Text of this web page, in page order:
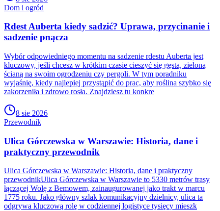
Dom i ogród
Rdest Auberta kiedy sadzić? Uprawa, przycinanie i
sadzenie pnącza
Wybór odpowiedniego momentu na sadzenie rdestu Auberta jest
kluczowy, jeśli chcesz w krótkim czasie cieszyć się gęstą, zieloną
ścianą na swoim ogrodzeniu czy pergoli. W tym poradniku
wyjaśnię, kiedy najlepiej przystąpić do prac, aby roślina szybko się
zakorzeniła i zdrowo rosła. Znajdziesz tu konkre
8 sie 2026
Przewodnik
Ulica Górczewska w Warszawie: Historia, dane i
praktyczny przewodnik
Ulica Górczewska w Warszawie: Historia, dane i praktyczny
przewodnikUlica Górczewska w Warszawie to 5330 metrów trasy
łączącej Wolę z Bemowem, zainaugurowanej jako trakt w marcu
1775 roku. Jako główny szlak komunikacyjny dzielnicy, ulica ta
odgrywa kluczową rolę w codziennej logistyce tysięcy mieszk